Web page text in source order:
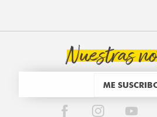
Nuestras
ME